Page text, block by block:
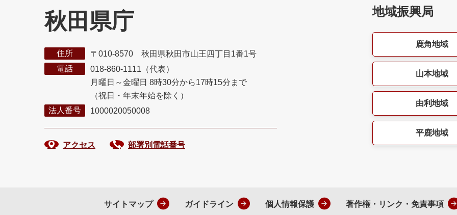
秋田県庁
住所
〒010-8570 秋田県秋田市山王四丁目1番1号
電話
018-860-1111（代表）
月曜日～金曜日 8時30分から17時15分まで
（祝日・年末年始を除く）
法人番号
1000020050008
アクセス 部署別電話番号
地域振興局
鹿角地域
山本地域
由利地域
平鹿地域
サイトマップ ガイドライン 個人情報保護 著作権・リンク・免責事項